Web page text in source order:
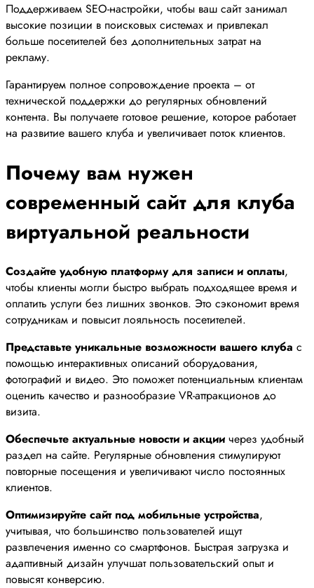
Поддерживаем SEO-настройки, чтобы ваш сайт занимал
высокие позиции в поисковых системах и привлекал
больше посетителей без дополнительных затрат на
рекламу.
Гарантируем полное сопровождение проекта – от
технической поддержки до регулярных обновлений
контента. Вы получаете готовое решение, которое работает
на развитие вашего клуба и увеличивает поток клиентов.
Почему вам нужен
современный сайт для клуба
виртуальной реальности
Создайте удобную платформу для записи и оплаты,
чтобы клиенты могли быстро выбрать подходящее время и
оплатить услуги без лишних звонков. Это сэкономит время
сотрудникам и повысит лояльность посетителей.
Представьте уникальные возможности вашего клуба с
помощью интерактивных описаний оборудования,
фотографий и видео. Это поможет потенциальным клиентам
оценить качество и разнообразие VR-аттракционов до
визита.
Обеспечьте актуальные новости и акции через удобный
раздел на сайте. Регулярные обновления стимулируют
повторные посещения и увеличивают число постоянных
клиентов.
Оптимизируйте сайт под мобильные устройства,
учитывая, что большинство пользователей ищут
развлечения именно со смартфонов. Быстрая загрузка и
адаптивный дизайн улучшат пользовательский опыт и
повысят конверсию.